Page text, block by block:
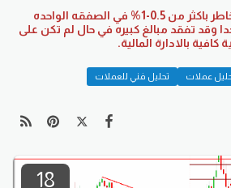
اخلاء مسؤولية : لاتخاطر باكثر من 0.5-1% في الصفقه الواحده
وقد تفقد مبالغ كبيره في حال لم تكن على
كافية بالادارة المالية.
عملات
تحليل فني للعملات
18